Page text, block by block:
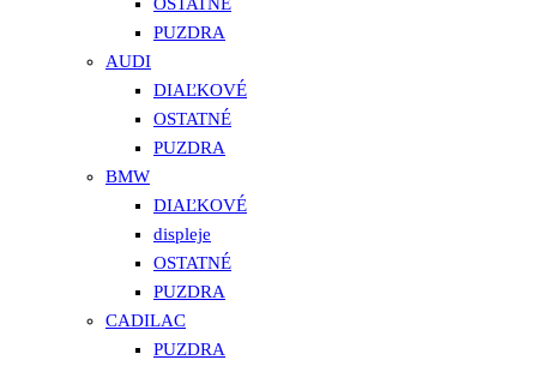
PUZDRA
AUDI
DIAĽKOVÉ
OSTATNÉ
PUZDRA
BMW
DIAĽKOVÉ
displeje
OSTATNÉ
PUZDRA
CADILAC
PUZDRA